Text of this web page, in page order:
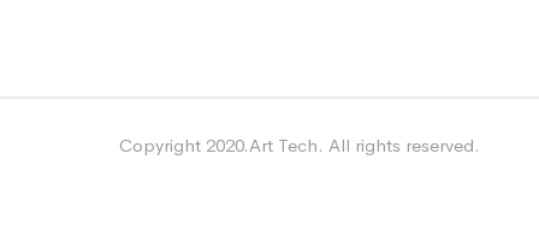
Copyright 2020.Art Tech. All rights reserved.